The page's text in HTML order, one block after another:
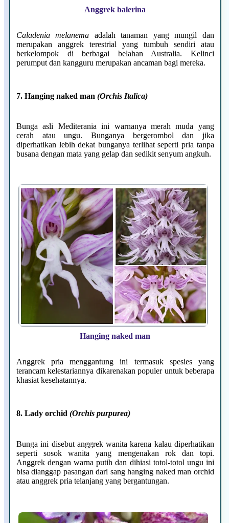
Anggrek balerina
Caladenia melanema adalah tanaman yang mungil dan
merupakan anggrek terestrial yang tumbuh sendiri atau
berkelompok di berbagai belahan Australia. Kelinci
perumput dan kangguru merupakan ancaman bagi mereka.
7. Hanging naked man (Orchis Italica)
Bunga asli Mediterania ini warnanya merah muda yang
cerah atau ungu. Bunganya bergerombol dan jika
diperhatikan lebih dekat bunganya terlihat seperti pria tanpa
busana dengan mata yang gelap dan sedikit senyum angkuh.
Hanging naked man
Anggrek pria menggantung ini termasuk spesies yang
terancam kelestariannya dikarenakan populer untuk beberapa
khasiat kesehatannya.
8. Lady orchid (Orchis purpurea)
Bunga ini disebut anggrek wanita karena kalau diperhatikan
seperti sosok wanita yang mengenakan rok dan topi.
Anggrek dengan warna putih dan dihiasi totol-totol ungu ini
bisa dianggap pasangan dari sang hanging naked man orchid
atau anggrek pria telanjang yang bergantungan.